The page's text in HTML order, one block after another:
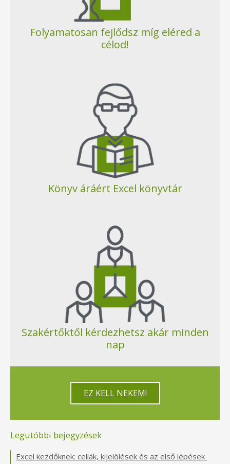
Folyamatosan fejlődsz míg eléred a
célod!
Könyv áráért Excel könyvtár
Szakértőktől kérdezhetsz akár minden
nap
EZ KELL NEKEM!
Legutóbbi bejegyzések
Excel kezdőknek: cellák, kijelölések és az első lépések